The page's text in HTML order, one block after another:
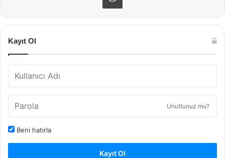
Kayıt Ol
Unuttunuz mu?
Beni hatırla
Kayıt Ol